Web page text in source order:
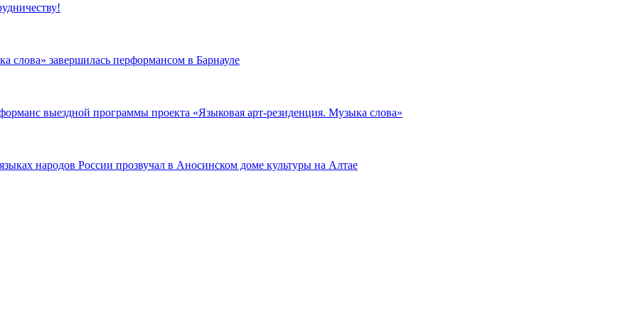
слова» завершилась перформансом в Барнауле
выездной программы проекта «Языковая арт-резиденция. Музыка слова»
народов России прозвучал в Аносинском доме культуры на Алтае